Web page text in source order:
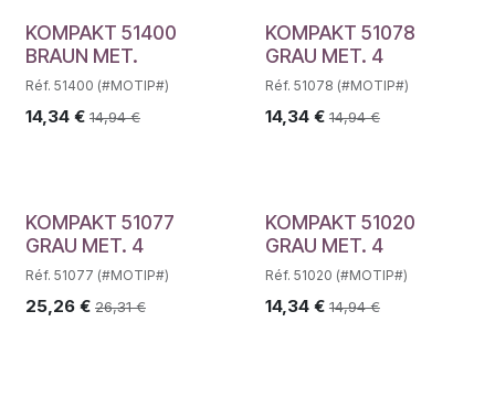
KOMPAKT 51400
BRAUN MET.
Réf. 51400 (#MOTIP#)
14,34 € 14,94€
KOMPAKT 51078
GRAU MET. 4
Réf. 51078 (#MOTIP#)
14,34€ 14,94€
KOMPAKT 51077
GRAU MET. 4
Réf. 51077 (#MOTIP#)
25,26 € 26,31€
KOMPAKT 51020
GRAU MET. 4
Réf. 51020 (#MOTIP#)
14,34€ 14,94€